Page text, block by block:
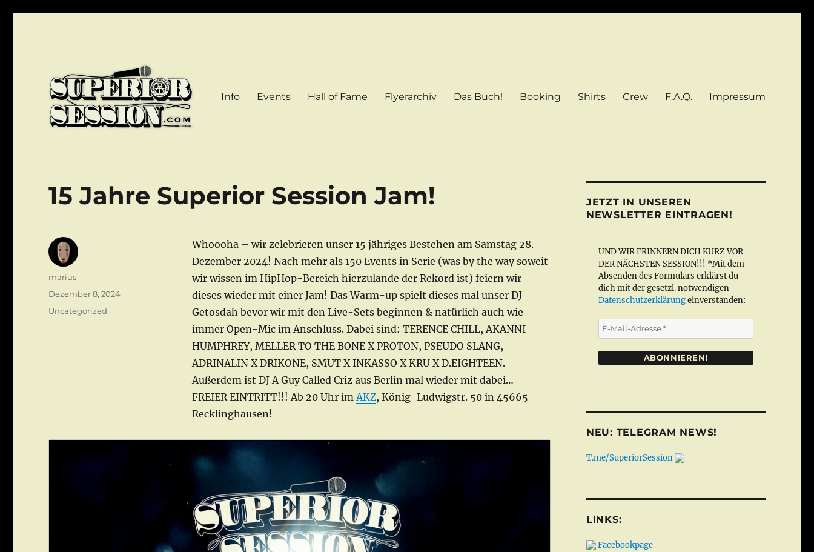
Info Events Hall of Fame Flyerarchiv Das Buch! Booking Shirts Crew F.A.Q. Impressum
15 Jahre Superior Session Jam!
Whoooha – wir zelebrieren unser 15 jähriges Bestehen am Samstag 28.
Dezember 2024! Nach mehr als 150 Events in Serie (was by the way soweit
wir wissen im HipHop-Bereich hierzulande der Rekord ist) feiern wir
dieses wieder mit einer Jam! Das Warm-up spielt dieses mal unser DJ
Getosdah bevor wir mit den Live-Sets beginnen & natürlich auch wie
immer Open-Mic im Anschluss. Dabei sind: TERENCE CHILL, AKANNI
HUMPHREY, MELLER TO THE BONE X PROTON, PSEUDO SLANG,
ADRINALIN X DRIKONE, SMUT X INKASSO X KRU X D.EIGHTEEN.
Außerdem ist DJ A Guy Called Criz aus Berlin mal wieder mit dabei…
FREIER EINTRITT!!! Ab 20 Uhr imAKZ, König-Ludwigstr. 50 in 45665
Recklinghausen!
Autor
marius
Veröffentlicht
Dezember 8, 2024
Kategorien
Uncategorized
JETZT IN UNSEREN
NEWSLETTER EINTRAGEN!
UND WIR ERINNERN DICH KURZ VOR
DER NÄCHSTEN SESSION!!! *Mit dem
Absenden des Formulars erklärst du
dich mit der gesetzl. notwendigen
Datenschutzerklärungeinverstanden:
E-
Mail-
NEU: TELEGRAM NEWS!
T.me/SuperiorSession
LINKS:
Facebookpage